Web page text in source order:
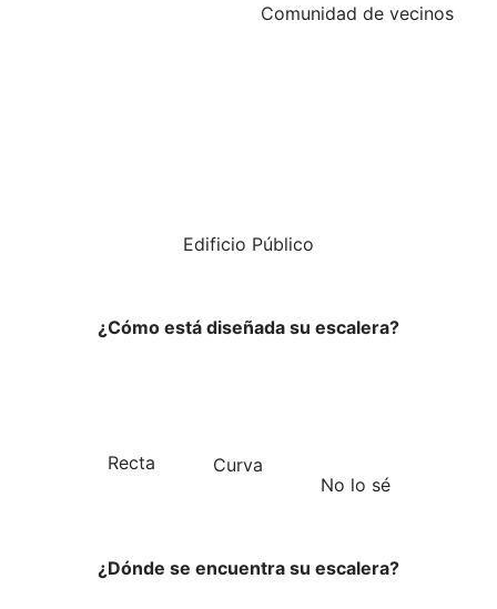
Comunidad de vecinos
Edificio Público
¿Cómo está diseñada su escalera?
Recta
Curva
No lo sé
¿Dónde se encuentra su escalera?